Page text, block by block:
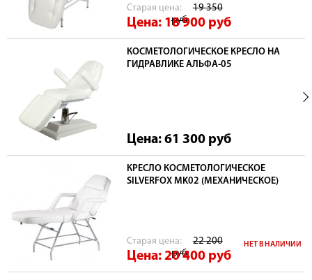
Cтарая цена:
19 350
руб
Цена: 18 900 руб
КОСМЕТОЛОГИЧЕСКОЕ КРЕСЛО НА
ГИДРАВЛИКЕ АЛЬФА-05
Цена: 61 300 руб
КРЕСЛО КОСМЕТОЛОГИЧЕСКОЕ
SILVERFOX MK02 (МЕХАНИЧЕСКОЕ)
Cтарая цена:
22 200
руб
Цена: 20 400 руб
НЕТ В НАЛИЧИИ